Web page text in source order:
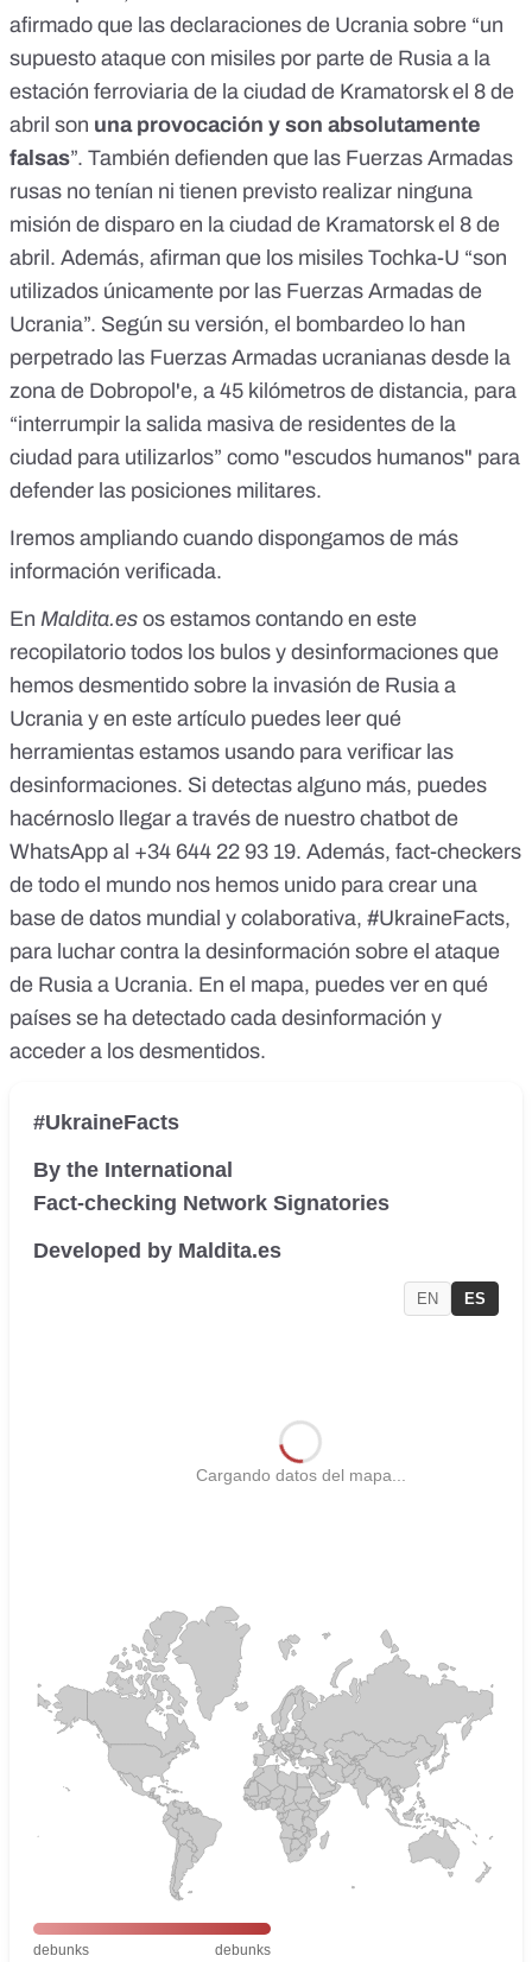
afirmado que las declaraciones de Ucrania sobre “un
supuesto ataque con misiles por parte de Rusia a la
estación ferroviaria de la ciudad de Kramatorsk el 8 de
abril son una provocación y son absolutamente
falsas”. También defienden que las Fuerzas Armadas
rusas no tenían ni tienen previsto realizar ninguna
misión de disparo en la ciudad de Kramatorsk el 8 de
abril. Además, afirman que los misiles Tochka-U “son
utilizados únicamente por las Fuerzas Armadas de
Ucrania”. Según su versión, el bombardeo lo han
perpetrado las Fuerzas Armadas ucranianas desde la
zona de Dobropol'e, a 45 kilómetros de distancia, para
“interrumpir la salida masiva de residentes de la
ciudad para utilizarlos” como "escudos humanos" para
defender las posiciones militares.
Iremos ampliando cuando dispongamos de más
información verificada.
En Maldita.es os estamos contando en este
recopilatorio todos los bulos y desinformaciones que
hemos desmentido sobre la invasión de Rusia a
Ucrania y en este artículo puedes leer qué
herramientas estamos usando para verificar las
desinformaciones. Si detectas alguno más, puedes
hacérnoslo llegar a través de nuestro chatbot de
WhatsApp al +34 644 22 93 19. Además, fact-checkers
de todo el mundo nos hemos unido para crear una
base de datos mundial y colaborativa, #UkraineFacts,
para luchar contra la desinformación sobre el ataque
de Rusia a Ucrania. En el mapa, puedes ver en qué
países se ha detectado cada desinformación y
acceder a los desmentidos.
#UkraineFacts
By the International
Fact-checking Network Signatories
Developed by Maldita.es
EN ES
Cargando datos del mapa...
debunks debunks